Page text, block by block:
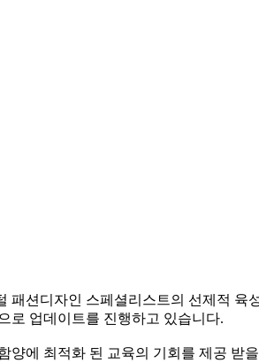
패션디자인 스페셜리스트의 선제적 육
로 업데이트를 진행하고 있습니다.
에 최적화 된 교육의 기회를 제공 받